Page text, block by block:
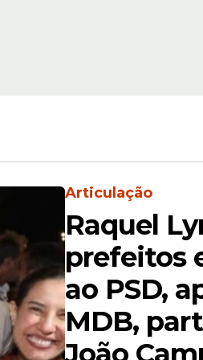
relacionadas à
legais de aditivos
despesas e falhas de
Articulação
Raquel
prefeitos
ao PSD,
MDB,